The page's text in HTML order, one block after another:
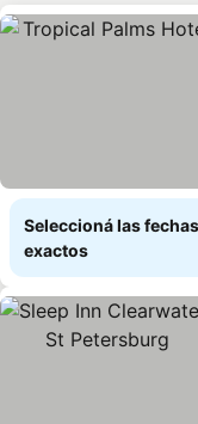
Seleccioná las
exactos